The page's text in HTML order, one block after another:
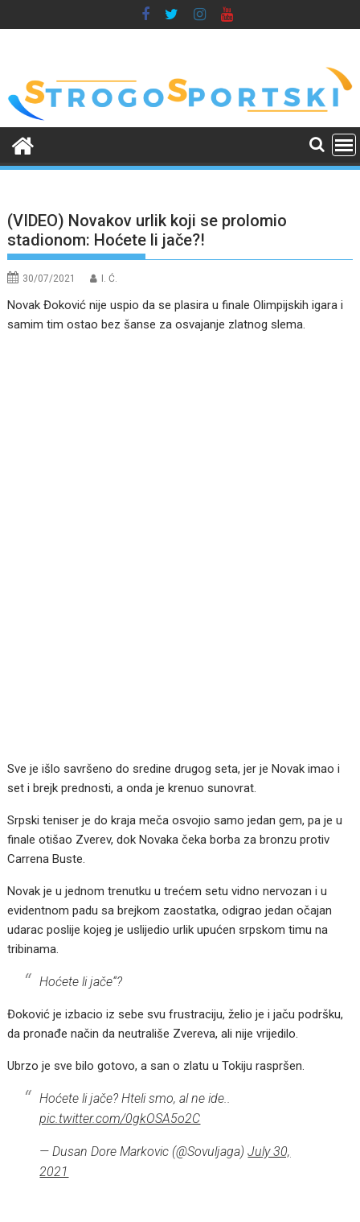
to
(VIDEO) Novakov urlik koji se prolomio
stadionom: Hoćete li jače?!
30/07/2021 I. Ć.
Novak Đoković nije uspio da se plasira u finale Olimpijskih igara i
samim tim ostao bez šanse za osvajanje zlatnog slema.
Sve je išlo savršeno do sredine drugog seta, jer je Novak imao i
set i brejk prednosti, a onda je krenuo sunovrat.
Srpski teniser je do kraja meča osvojio samo jedan gem, pa je u
finale otišao Zverev, dok Novaka čeka borba za bronzu protiv
Carrena Buste.
Novak je u jednom trenutku u trećem setu vidno nervozan i u
evidentnom padu sa brejkom zaostatka, odigrao jedan očajan
udarac poslije kojeg je uslijedio urlik upućen srpskom timu na
tribinama.
Hoćete li jače“?
Đoković je izbacio iz sebe svu frustraciju, želio je i jaču podršku,
da pronađe način da neutrališe Zvereva, ali nije vrijedilo.
Ubrzo je sve bilo gotovo, a san o zlatu u Tokiju raspršen.
Hoćete li jače? Hteli smo, al ne ide..
pic.twitter.com/0gkOSA5o2C
— Dusan Dore Markovic (@Sovuljaga)July 30,
2021